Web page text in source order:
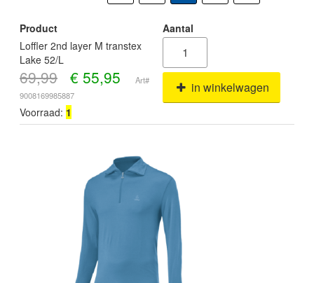
Product
Aantal
Loffler 2nd layer M transtex
Lake 52/L
69,99 € 55,95
Art#
9008169985887
in winkelwagen
Voorraad: 1